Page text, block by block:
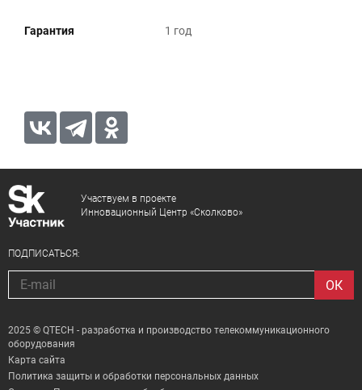
Гарантия 1 год
Участвуем в проекте
Инновационный Центр «Сколково»
ПОДПИСАТЬСЯ:
2025 © QTECH - разработка и производство телекоммуникационного
оборудования
Карта сайта
Политика защиты и обработки персональных данных